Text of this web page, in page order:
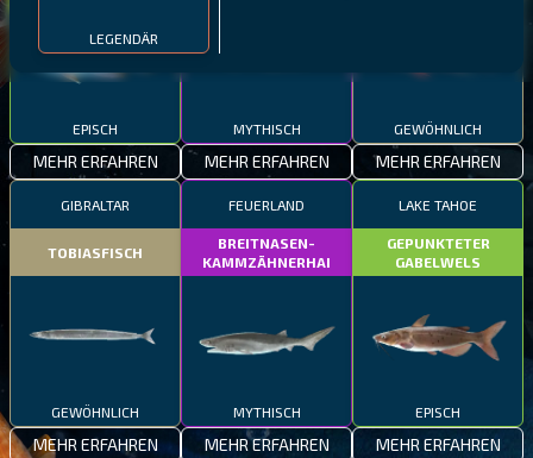
LEGENDÄR
EPISCH
MEHR ERFAHREN
MYTHISCH
MEHR ERFAHREN
GEWÖHNLICH
MEHR ERFAHREN
GIBRALTAR
TOBIASFISCH
GEWÖHNLICH
MEHR ERFAHREN
FEUERLAND
BREITNASEN-
KAMMZÄHNERHAI
MYTHISCH
MEHR ERFAHREN
LAKE TAHOE
GEPUNKTETER
GABELWELS
EPISCH
MEHR ERFAHREN